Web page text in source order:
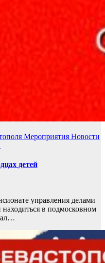
Мероприятия Новости
детей
управления делами
в подмосковном